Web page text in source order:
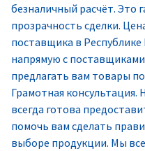
безналичный расчёт. Это
прозрачность сделки.
поставщика в
напрямую с
предлагать вам товары
Грамотная
всегда готова
помочь вам сделать
выборе продукции. Мы